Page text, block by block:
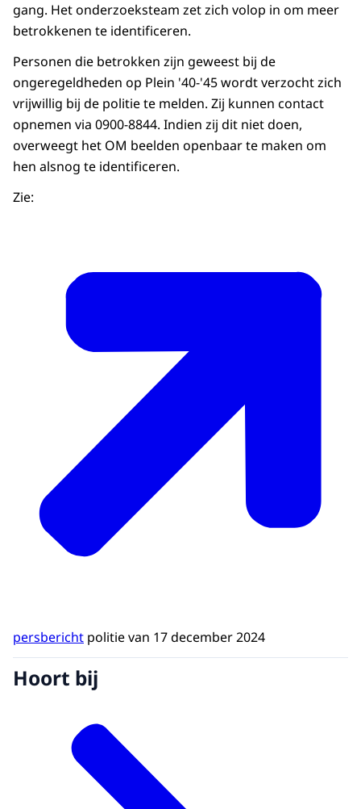
gang. Het onderzoeksteam zet zich volop in om meer
betrokkenen te identificeren.
Personen die betrokken zijn geweest bij de
ongeregeldheden op Plein '40-'45 wordt verzocht zich
vrijwillig bij de politie te melden. Zij kunnen contact
opnemen via 0900-8844. Indien zij dit niet doen,
overweegt het OM beelden openbaar te maken om
hen alsnog te identificeren.
Zie:
persbericht politie van 17 december 2024
Hoort bij